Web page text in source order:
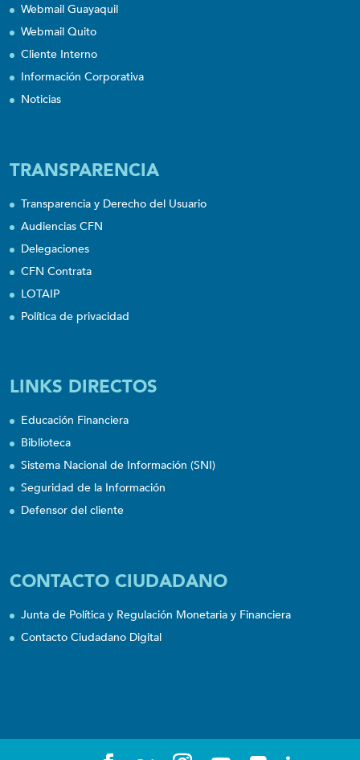
Webmail Guayaquil
Webmail Quito
Cliente Interno
Información Corporativa
Noticias
TRANSPARENCIA
Transparencia y Derecho del Usuario
Audiencias CFN
Delegaciones
CFN Contrata
LOTAIP
Política de privacidad
LINKS DIRECTOS
Educación Financiera
Biblioteca
Sistema Nacional de Información (SNI)
Seguridad de la Información
Defensor del cliente
CONTACTO CIUDADANO
Junta de Política y Regulación Monetaria y Financiera
Contacto Ciudadano Digital